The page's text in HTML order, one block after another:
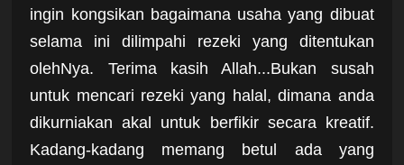
ingin kongsikan bagaimana usaha yang dibuat
selama ini dilimpahi rezeki yang ditentukan
olehNya. Terima kasih Allah...Bukan susah
untuk mencari rezeki yang halal, dimana anda
dikurniakan akal untuk berfikir secara kreatif.
Kadang-kadang memang betul ada yang